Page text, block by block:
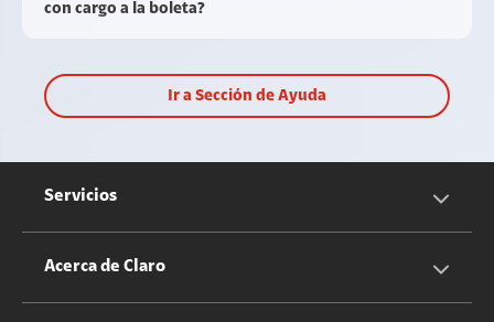
con cargo a la boleta?
Ir a Sección de Ayuda
Servicios
Servicios Móviles
Acerca de Claro